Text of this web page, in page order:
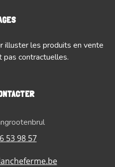
illuster les produits en vente
pas contractuelles.
53 98 57